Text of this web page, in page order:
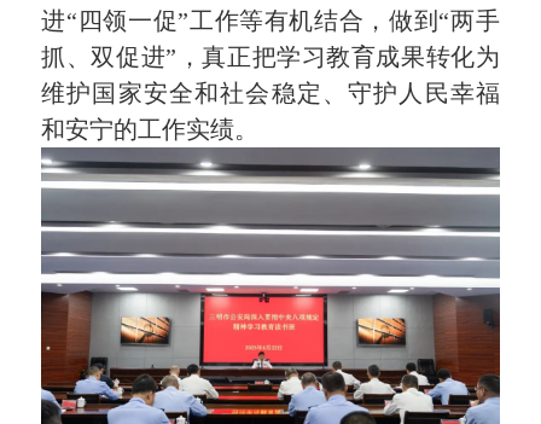
进“四领一促”工作等有机结合，做到“两手
抓、双促进”，真正把学习教育成果转化为
维护国家安全和社会稳定、守护人民幸福
和安宁的工作实绩。